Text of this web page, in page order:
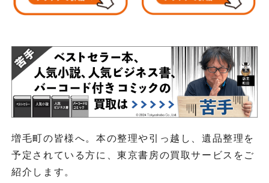
増毛町の皆様へ。本の整理や引っ越し、遺品整理を
予定されている方に、東京書房の買取サービスをご
紹介します。